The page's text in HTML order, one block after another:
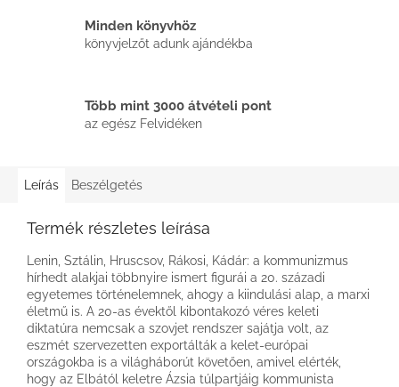
Minden könyvhöz
könyvjelzőt adunk ajándékba
Több mint 3000 átvételi pont
az egész Felvidéken
Leírás Beszélgetés
Termék részletes leírása
Lenin, Sztálin, Hruscsov, Rákosi, Kádár: a kommunizmus
hírhedt alakjai többnyire ismert figurái a 20. századi
egyetemes történelemnek, ahogy a kiindulási alap, a marxi
életmű is. A 20-as évektől kibontakozó véres keleti
diktatúra nemcsak a szovjet rendszer sajátja volt, az
eszmét szervezetten exportálták a kelet-európai
országokba is a világháborút követően, amivel elérték,
hogy az Elbától keletre Ázsia túlpartjáig kommunista